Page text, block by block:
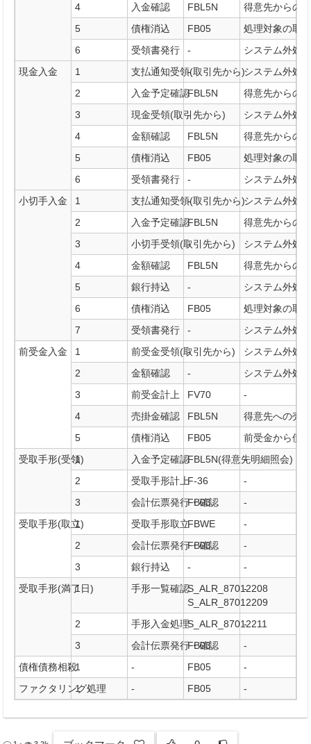
4
入金確認 FBL5N
得意先からの
5
債権消込 FB05
処理対象の取
6
受領書発行 -
システム外処
現金入金
1 支払通知受領(取引先から)
-
システム外処
2
入金予定確認FBL5N
得意先からの
3
現金受領(取引先から)
-
システム外処
4
金額確認 FBL5N
得意先からの
5
債権消込 FB05
処理対象の取
6
受領書発行 -
システム外処
小切手入金
1 支払通知受領(取引先から)
-
システム外処
2
入金予定確認FBL5N
得意先からの
3
小切手受領(取引先から)
-
システム外処
4
金額確認 FBL5N
得意先からの
5
銀行持込 -
システム外処
6
債権消込 FB05
処理対象の取
7
受領書発行 -
システム外処
前受金入金
1 前受金受領(取引先から)
-
システム外処
2
金額確認 -
システム外処
3
前受金計上 FV70
-
4
売掛金確認 FBL5N
得意先への売
5
債権消込 FB05
前受金から債
受取手形(受領)
1 入金予定確認FBL5N(得意先明細照会)
-
2
受取手形計上F-36
-
3
会計伝票発行・確認
FB03
-
受取手形(取立)
1 受取手形取立FBWE
-
2
会計伝票発行・確認
FB03
-
3
銀行持込 -
-
受取手形(満了日)
1 手形一覧確認S_ALR_87012208
S_ALR_87012209
-
2 手形入金処理S_ALR_87012211
-
3
会計伝票発行・確認
FB03
-
債権債務相殺1 - FB05
-
ファクタリング処理
1 - FB05 -